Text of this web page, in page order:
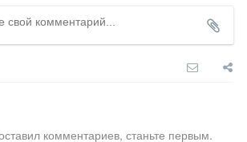
комментариев, станьте первым.